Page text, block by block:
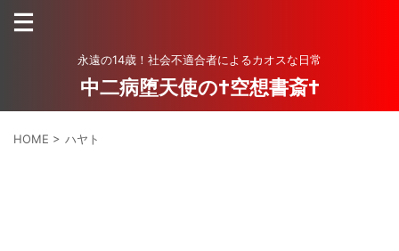
永遠の14歳！社会不適合者によるカオスな日常
中二病堕天使の†空想書斎†
HOME > ハヤト